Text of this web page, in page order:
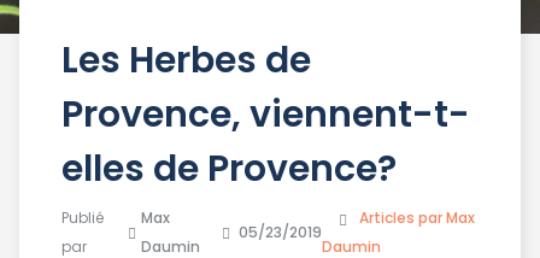
Les Herbes de
Provence, viennent-t-
elles de Provence?
Publié
par
Max
Daumin
05/23/2019
Articles par Max
Daumin